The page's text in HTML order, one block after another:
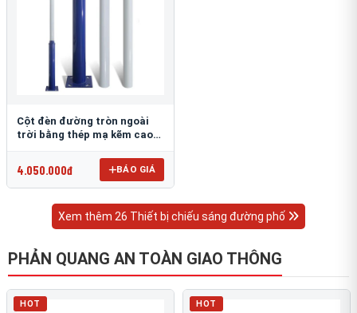
Cột đèn đường tròn ngoài
trời bằng thép mạ kẽm cao
4.050.000đ BÁO GIÁ
Xem thêm 26 Thiết bị chiếu sáng đường phố
PHẢN QUANG AN TOÀN GIAO THÔNG
HOT HOT